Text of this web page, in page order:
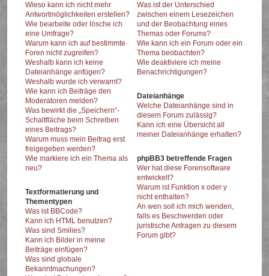
Wieso kann ich nicht mehr
Antwortmöglichkeiten erstellen?
Wie bearbeite oder lösche ich
eine Umfrage?
Warum kann ich auf bestimmte
Foren nicht zugreifen?
Weshalb kann ich keine
Dateianhänge anfügen?
Weshalb wurde ich verwarnt?
Wie kann ich Beiträge den
Moderatoren melden?
Was bewirkt die „Speichern“-
Schaltfläche beim Schreiben
eines Beitrags?
Warum muss mein Beitrag erst
freigegeben werden?
Wie markiere ich ein Thema als
neu?
Textformatierung und
Thementypen
Was ist BBCode?
Kann ich HTML benutzen?
Was sind Smilies?
Kann ich Bilder in meine
Beiträge einfügen?
Was sind globale
Bekanntmachungen?
Was ist der Unterschied
zwischen einem Lesezeichen
und der Beobachtung eines
Themas oder Forums?
Wie kann ich ein Forum oder ein
Thema beobachten?
Wie deaktiviere ich meine
Benachrichtigungen?
Dateianhänge
Welche Dateianhänge sind in
diesem Forum zulässig?
Kann ich eine Übersicht all
meiner Dateianhänge erhalten?
phpBB3 betreffende Fragen
Wer hat diese Forensoftware
entwickelt?
Warum ist Funktion x oder y
nicht enthalten?
An wen soll ich mich wenden,
falls es Beschwerden oder
juristische Anfragen zu diesem
Forum gibt?